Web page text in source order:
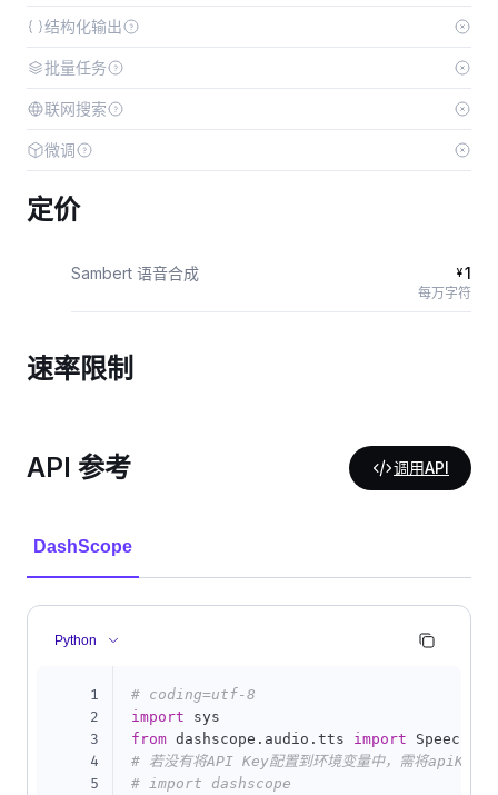
结构化输出
批量任务
联网搜索
微调
定价
Sambert 语音合成 ¥1
每万字符
速率限制
API 参考 调用API
DashScope
Python
1
2
3
4
5
# coding=utf-8
import
from dashscope . audio . tts import
# 若没有将API Key配置到环境变量中，需将apiKey
# import dashscope